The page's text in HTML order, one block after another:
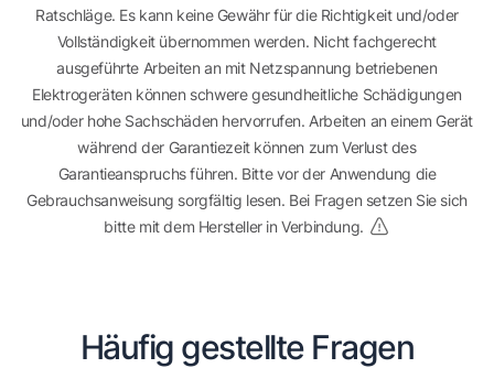
Ratschläge. Es kann keine Gewähr für die Richtigkeit und/oder
Vollständigkeit übernommen werden. Nicht fachgerecht
ausgeführte Arbeiten an mit Netzspannung betriebenen
Elektrogeräten können schwere gesundheitliche Schädigungen
und/oder hohe Sachschäden hervorrufen. Arbeiten an einem Gerät
während der Garantiezeit können zum Verlust des
Garantieanspruchs führen. Bitte vor der Anwendung die
Gebrauchsanweisung sorgfältig lesen. Bei Fragen setzen Sie sich
bitte mit dem Hersteller in Verbindung.
Häufig gestellte Fragen